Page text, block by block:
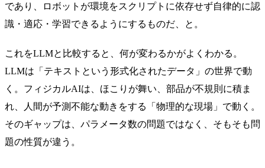
であり、ロボットが環境をスクリプトに依存せず自律的に認
識・適応・学習できるようにするものだ、と。
これをLLMと比較すると、何が変わるかがよくわかる。
LLMは「テキストという形式化されたデータ」の世界で動
く。フィジカルAIは、ほこりが舞い、部品が不規則に積ま
れ、人間が予測不能な動きをする「物理的な現場」で動く。
そのギャップは、パラメータ数の問題ではなく、そもそも問
題の性質が違う。